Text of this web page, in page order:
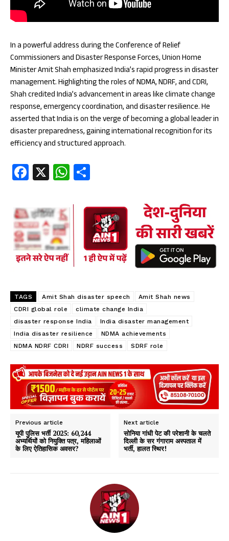
In a powerful address during the Conference of Relief
Commissioners and Disaster Response Forces, Union Home
Minister Amit Shah emphasized India’s rapid progress in disaster
management. Highlighting the roles of NDMA, NDRF, and CDRI,
Shah credited India’s advancement in areas like climate change
response, emergency coordination, and disaster resilience. He
asserted that India is on the verge of becoming a global leader in
disaster preparedness, gaining international recognition for its
efficiency and structured approach.
Fa
ce
b
oo
k
X W
ha
ts
A
p
p
re
TAGS Amit Shah disaster speech
Amit Shah news
CDRI global role
climate change India
disaster response India
India disaster management
India disaster resilience
NDMA achievements
NDMA NDRF CDRI
NDRF success SDRF role
Previous article
यूपी पुलिस भर्ती 2025: 60,244
अभ्यर्थियों को नियुक्ति पत्र, महिलाओं
के लिए ऐतिहासिक अवसर?
Next article
सोनिया गांधी पेट की परेशानी के चलते
दिल्ली के सर गंगाराम अस्पताल में
भर्ती, हालत स्थिर!